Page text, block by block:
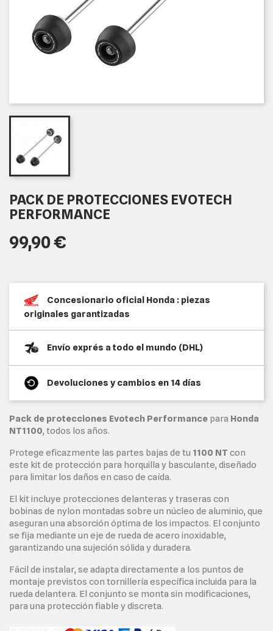
PACK DE PROTECCIONES EVOTECH
PERFORMANCE
99,90 €
Concesionario oficial Honda : piezas
originales garantizadas
Envío exprés a todo el mundo (DHL)
Devoluciones y cambios en 14 días
Pack de protecciones Evotech Performance para Honda
NT1100, todos los años.
Protege eficazmente las partes bajas de tu 1100 NT con
este kit de protección para horquilla y basculante, diseñado
para limitar los daños en caso de caída.
El kit incluye protecciones delanteras y traseras con
bobinas de nylon montadas sobre un núcleo de aluminio, que
aseguran una absorción óptima de los impactos. El conjunto
se fija mediante un eje de rueda de acero inoxidable,
garantizando una sujeción sólida y duradera.
Fácil de instalar, se adapta directamente a los puntos de
montaje previstos con tornillería específica incluida para la
rueda delantera. El conjunto se monta sin modificaciones,
para una protección fiable y discreta.